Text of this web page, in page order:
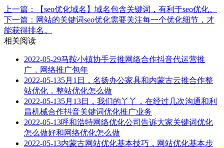
上一篇：【seo优化域名】域名包含关键词，有利于seo优化。
下一篇：网站的关键词seo优化需要关注每一个优化细节，才
能获得排名。
相关阅读
2022-05-29马鞍小镇协手云推网络合作抖音代运营推
广，网络推广包年
2022-05-135月1日，名扬办公家具和内蒙古云推合作整
站优化，整站优化怎么做
2022-05-135月13日，我们的丫丫，在经过几次沟通和利
昌机械合作抖音关键词优化推广业务
2022-05-13呼和浩特网络优化公司告诉大家关键词优化
怎么做好和网络优化怎么做
2022-05-13内蒙古网站优化基本技巧，网站优化基本步